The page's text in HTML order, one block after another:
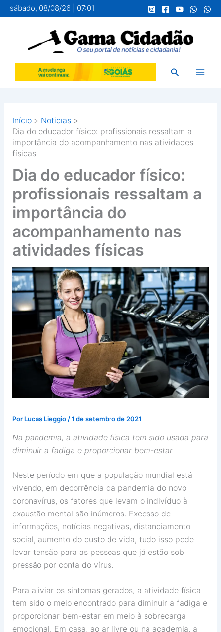
para
conteúdo
sábado, 08/08/26 | 07:01
Pesquisar
Início
Notícias
Dia do educador físico: profissionais ressaltam a
importância do acompanhamento nas atividades
físicas
Dia do educador físico:
profissionais ressaltam a
importância do
acompanhamento nas
atividades físicas
Por Lucas Lieggio /1 de setembro de 2021
Na pandemia, a atividade física tem sido usada para
diminuir a fadiga e proporcionar bem-estar
Neste período em que a população mundial está
vivendo, em decorrência da pandemia do novo
coronavírus, os fatores que levam o indivíduo à
exaustão mental são inúmeros. Excesso de
informações, notícias negativas, distanciamento
social, aumento do custo de vida, tudo isso pode
levar tensão para as pessoas que já estão sob
pressão por conta do vírus.
Para aliviar os sintomas gerados, a atividade física
tem sido o meio encontrado para diminuir a fadiga e
proporcionar bem-estar em meio à sobrecarga
emocional. Em casa, ao ar livre ou na academia, a